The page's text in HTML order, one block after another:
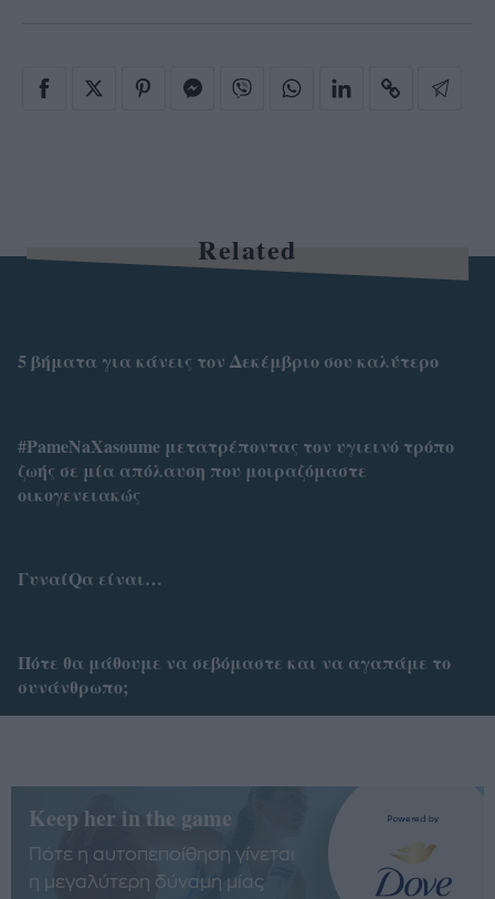
Related
5 βήματα για κάνεις τον Δεκέμβριο σου καλύτερο
#PameNaXasoume μετατρέποντας τον υγιεινό τρόπο
ζωής σε μία απόλαυση που μοιραζόμαστε
οικογενειακώς
ΓυναίQα είναι…
Πότε θα μάθουμε να σεβόμαστε και να αγαπάμε το
συνάνθρωπο;
Keep her in the game
Πότε η αυτοπεποίθηση γίνεται
η μεγαλύτερη δύναμη μίας